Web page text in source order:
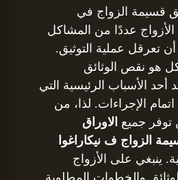
قسيمة الزواج في
الأزواج عددًا من المشاكل
تعرقل عملية التوثيق.
هو نقص الوثائق
أحد الأسباب الرئيسية التي
الإجراءات. لذا، من
توفر جميع الاوراق
الزواج ف نيكاراغوا
ينبغي على الأزواج
والخطوات المطلوبة